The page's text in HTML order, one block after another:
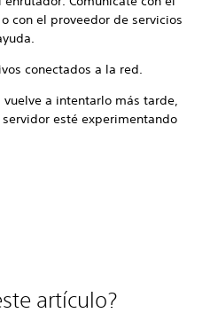
con el proveedor de servicios
conectados a la red.
a intentarlo más tarde,
esté experimentando
artículo?